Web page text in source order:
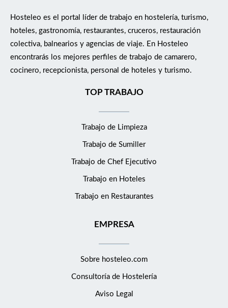
Hosteleo es el portal líder de trabajo en hostelería, turismo,
hoteles, gastronomía, restaurantes, cruceros, restauración
colectiva, balnearios y agencias de viaje. En Hosteleo
encontrarás los mejores perfiles de trabajo de camarero,
cocinero, recepcionista, personal de hoteles y turismo.
TOP TRABAJO
Trabajo de Limpieza
Trabajo de Sumiller
Trabajo de Chef Ejecutivo
Trabajo en Hoteles
Trabajo en Restaurantes
EMPRESA
Sobre hosteleo.com
Consultoría de Hostelería
Aviso Legal